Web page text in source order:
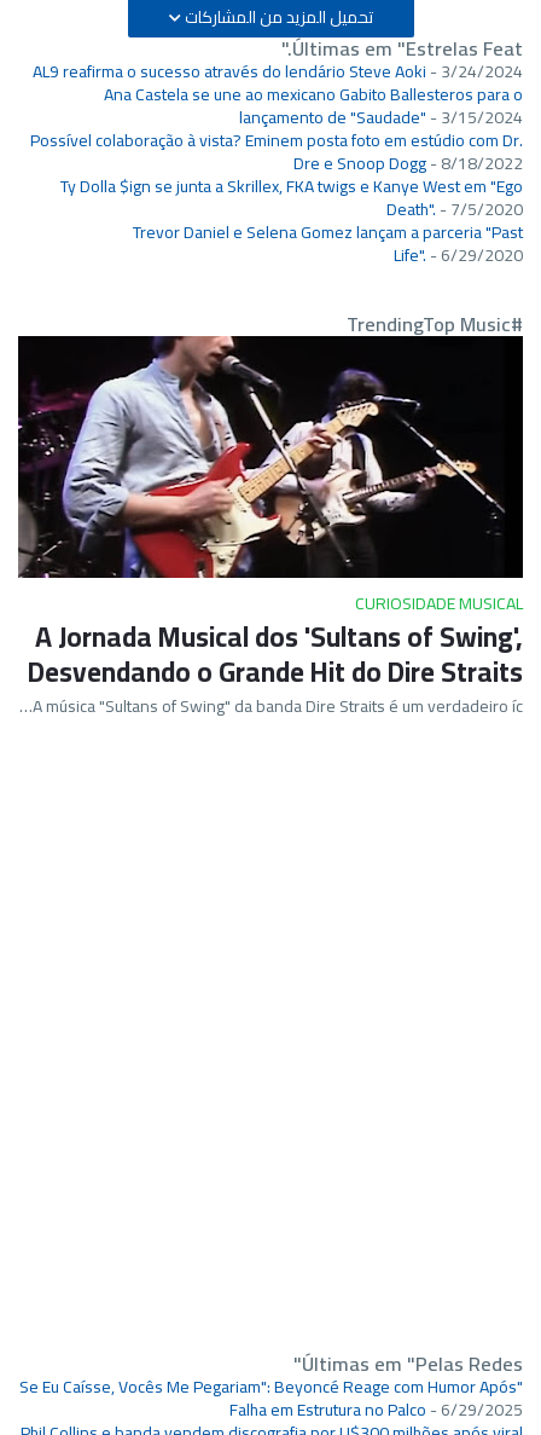
تحميل المزيد من المشاركات
Últimas em "Estrelas Feat."
AL9 reafirma o sucesso através do lendário Steve Aoki- 3/24/2024
Ana Castela se une ao mexicano Gabito Ballesteros para o
lançamento de "Saudade"- 3/15/2024
Possível colaboração à vista? Eminem posta foto em estúdio com Dr.
Dre e Snoop Dogg- 8/18/2022
Ty Dolla $ign se junta a Skrillex, FKA twigs e Kanye West em "Ego
Death".- 7/5/2020
Trevor Daniel e Selena Gomez lançam a parceria "Past
Life".- 6/29/2020
#TrendingTop Music
CURIOSIDADE MUSICAL
A Jornada Musical dos 'Sultans of Swing',
Desvendando o Grande Hit do Dire Straits
A música "Sultans of Swing" da banda Dire Straits é um verdadeiro íc…
Últimas em "Pelas Redes"
"Se Eu Caísse, Vocês Me Pegariam": Beyoncé Reage com Humor Após
Falha em Estrutura no Palco- 6/29/2025